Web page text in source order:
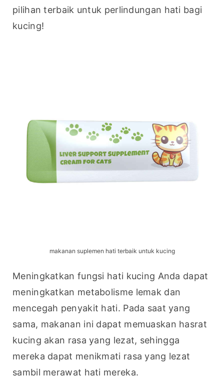
pilihan terbaik untuk perlindungan hati bagi
kucing!
makanan suplemen hati terbaik untuk kucing
Meningkatkan fungsi hati kucing Anda dapat
meningkatkan metabolisme lemak dan
mencegah penyakit hati. Pada saat yang
sama, makanan ini dapat memuaskan hasrat
kucing akan rasa yang lezat, sehingga
mereka dapat menikmati rasa yang lezat
sambil merawat hati mereka.